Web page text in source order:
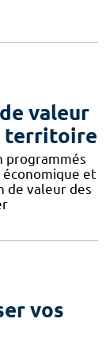
valeur
territoire
programmés
économique et
de valeur des
vos